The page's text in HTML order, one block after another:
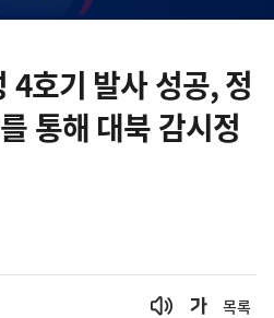
4호기 발사 성공, 정
통해 대북 감시정
목록